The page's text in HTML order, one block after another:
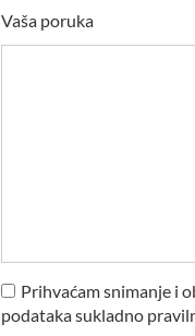
Vaša poruka
Prihvaćam snimanje i
podataka sukladno